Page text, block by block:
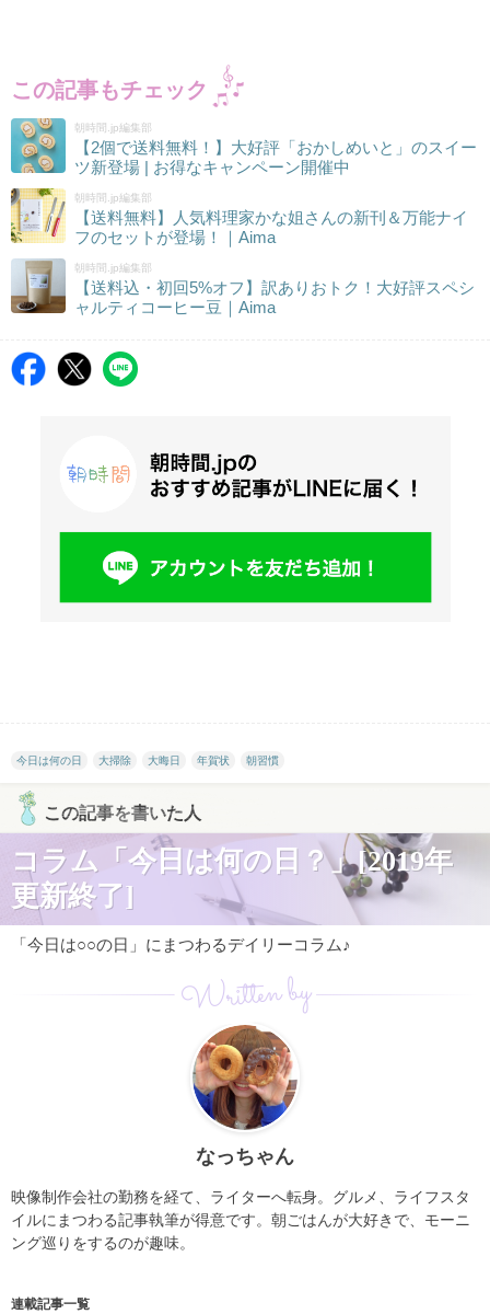
この記事もチェック
朝時間.jp編集部
【2個で送料無料！】大好評「おかしめいと」のスイー
ツ新登場 | お得なキャンペーン開催中
朝時間.jp編集部
【送料無料】人気料理家かな姐さんの新刊＆万能ナイ
フのセットが登場！｜Aima
朝時間.jp編集部
【送料込・初回5%オフ】訳ありおトク！大好評スペシ
ャルティコーヒー豆｜Aima
今日は何の日 大掃除 大晦日 年賀状 朝習慣
この記事を書いた人
コラム「今日は何の日？」[2019年
更新終了]
「今日は○○の日」にまつわるデイリーコラム♪
Written by
なっちゃん
映像制作会社の勤務を経て、ライターへ転身。グルメ、ライフスタ
イルにまつわる記事執筆が得意です。朝ごはんが大好きで、モーニ
ング巡りをするのが趣味。
連載記事一覧